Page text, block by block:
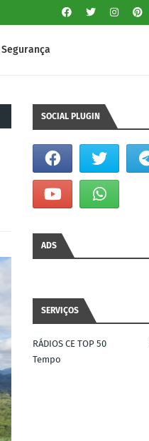
Segurança
SOCIAL PLUGIN
ADS
SERVIÇOS
RÁDIOS CE TOP 50
Tempo